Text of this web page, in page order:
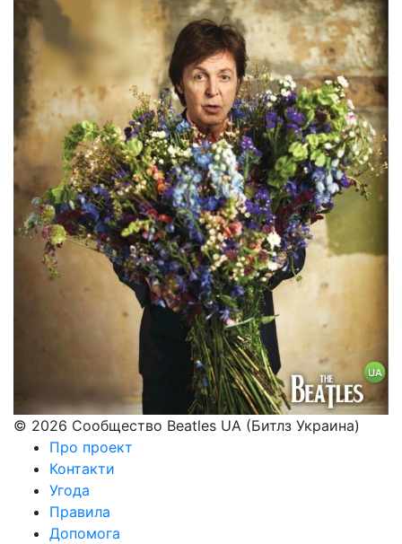
© 2026 Сообщество Beatles UA (Битлз Украина)
Про проект
Контакти
Угода
Правила
Допомога